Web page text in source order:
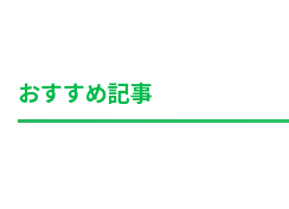
おすすめ記事